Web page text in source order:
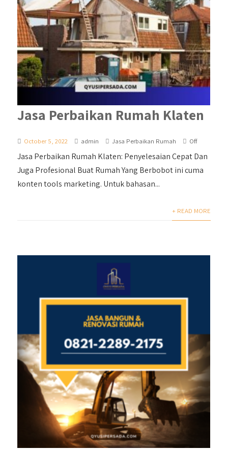
Jasa Perbaikan Rumah Klaten
October 5, 2022 admin Jasa Perbaikan Rumah Off
Jasa Perbaikan Rumah Klaten: Penyelesaian Cepat Dan
Juga Profesional Buat Rumah Yang Berbobot ini cuma
konten tools marketing. Untuk bahasan...
+ READ MORE